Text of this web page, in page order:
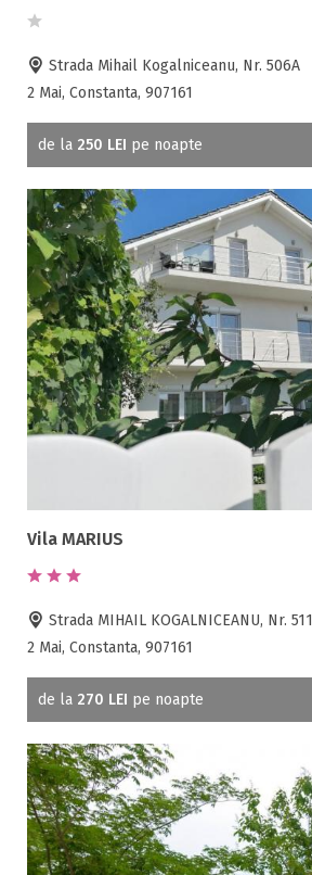
Strada Mihail Kogalniceanu, Nr. 506A
2 Mai, Constanta, 907161
de la 250 LEI pe noapte
Vila MARIUS
Strada MIHAIL KOGALNICEANU, Nr. 511
2 Mai, Constanta, 907161
de la 270 LEI pe noapte